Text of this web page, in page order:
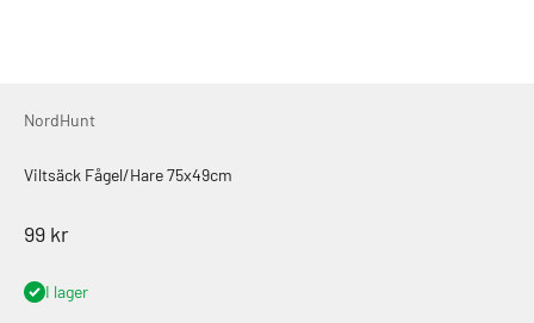
NordHunt
Viltsäck Fågel/Hare 75x49cm
REA-pris
99 kr
I lager